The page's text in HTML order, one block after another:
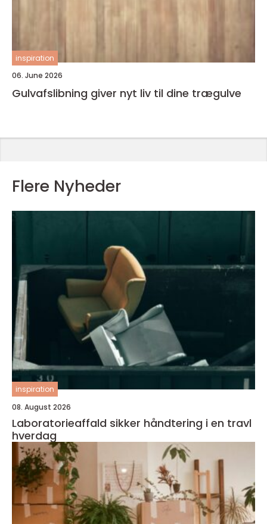
inspiration
06. June 2026
Gulvafslibning giver nyt liv til dine trægulve
Flere Nyheder
inspiration
08. August 2026
Laboratorieaffald sikker håndtering i en travl
hverdag